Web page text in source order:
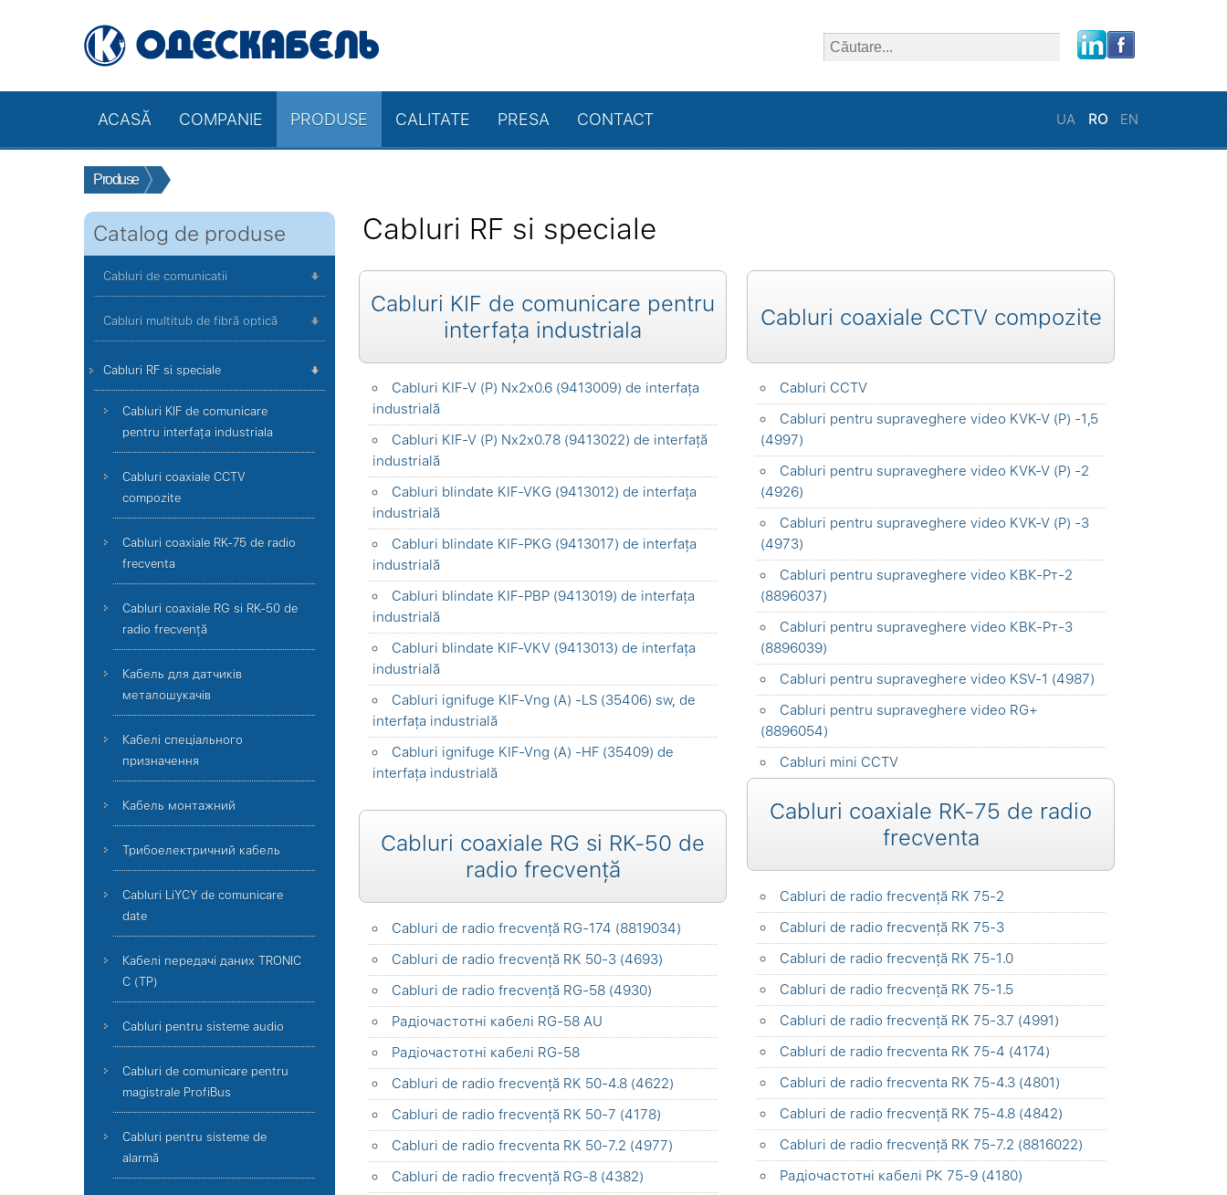
ACASĂ COMPANIE PRODUSE CALITATE PRESA CONTACT UA RO EN
Produse
Catalog de produse
Cabluri de comunicatii
Cabluri multitub de fibră optică
Cabluri RF si speciale
Cabluri KIF de comunicare
pentru interfața industriala
Cabluri coaxiale CCTV
compozite
Cabluri coaxiale RK-75 de radio
frecventa
Cabluri coaxiale RG si RK-50 de
radio frecvență
Кабель для датчиків
металошукачів
Кабелі спеціального
призначення
Кабель монтажний
Трибоелектричний кабель
Cabluri LiYCY de comunicare
date
Кабелі передачі даних TRONIC
C (TP)
Cabluri pentru sisteme audio
Cabluri de comunicare pentru
magistrale ProfiBus
Cabluri pentru sisteme de
alarmă
Cabluri RF si speciale
Cabluri KIF de comunicare pentru
interfața industriala
Cabluri KIF-V (P) Nx2x0.6 (9413009) de interfața
industrială
Cabluri KIF-V (P) Nx2x0.78 (9413022) de interfață
industrială
Cabluri blindate KIF-VKG (9413012) de interfața
industrială
Cabluri blindate KIF-PKG (9413017) de interfața
industrială
Cabluri blindate KIF-PBP (9413019) de interfața
industrială
Cabluri blindate KIF-VKV (9413013) de interfața
industrială
Cabluri ignifuge KIF-Vng (A) -LS (35406) sw, de
interfața industrială
Cabluri ignifuge KIF-Vng (A) -HF (35409) de
interfața industrială
Cabluri coaxiale CCTV compozite
Cabluri CCTV
Cabluri pentru supraveghere video KVK-V (P) -1,5
(4997)
Cabluri pentru supraveghere video KVK-V (P) -2
(4926)
Cabluri pentru supraveghere video KVK-V (P) -3
(4973)
Cabluri pentru supraveghere video КВК-Pт-2
(8896037)
Cabluri pentru supraveghere video КВК-Pт-3
(8896039)
Cabluri pentru supraveghere video KSV-1 (4987)
Cabluri pentru supraveghere video RG+
(8896054)
Cabluri mini CCTV
Cabluri coaxiale RK-75 de radio
frecventa
Cabluri de radio frecvență RK 75-2
Cabluri de radio frecvență RK 75-3
Cabluri de radio frecvență RK 75-1.0
Cabluri de radio frecvență RK 75-1.5
Cabluri de radio frecvență RK 75-3.7 (4991)
Cabluri de radio frecventa RK 75-4 (4174)
Cabluri de radio frecventa RK 75-4.3 (4801)
Cabluri de radio frecvență RK 75-4.8 (4842)
Cabluri de radio frecvență RK 75-7.2 (8816022)
Радіочастотні кабелі РК 75-9 (4180)
Cabluri coaxiale RG si RK-50 de
radio frecvență
Cabluri de radio frecvență RG-174 (8819034)
Cabluri de radio frecvență RK 50-3 (4693)
Cabluri de radio frecvență RG-58 (4930)
Радіочастотні кабелі RG-58 AU
Радіочастотні кабелі RG-58
Cabluri de radio frecvență RK 50-4.8 (4622)
Cabluri de radio frecvență RK 50-7 (4178)
Cabluri de radio frecventa RK 50-7.2 (4977)
Cabluri de radio frecvență RG-8 (4382)
close